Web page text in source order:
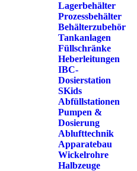
Lagerbehälter
Prozessbehälter
Behälterzubehör
Tankanlagen
Füllschränke
Heberleitungen
IBC-
Dosierstation
SKids
Abfüllstationen
Pumpen &
Dosierung
Ablufttechnik
Apparatebau
Wickelrohre
Halbzeuge